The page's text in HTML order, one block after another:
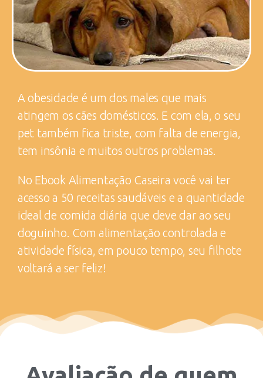
A obesidade é um dos males que mais
atingem os cães domésticos. E com ela, o seu
pet também fica triste, com falta de energia,
tem insônia e muitos outros problemas.
No Ebook Alimentação Caseira você vai ter
acesso a 50 receitas saudáveis e a quantidade
ideal de comida diária que deve dar ao seu
doguinho. Com alimentação controlada e
atividade física, em pouco tempo, seu filhote
voltará a ser feliz!